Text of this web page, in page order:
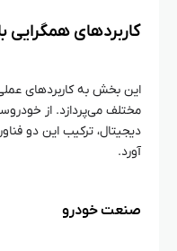
کاربردهای همگرایی
مختلف می‌پردازد. از
دیجیتال، ترکیب این دو
آورد.
صنعت خودرو